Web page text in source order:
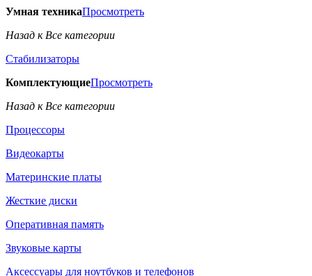
Умная техникаПросмотреть
Назад к Все категории
Стабилизаторы
КомплектующиеПросмотреть
Назад к Все категории
Процессоры
Видеокарты
Материнские платы
Жесткие диски
Оперативная память
Звуковые карты
Аксессуары для ноутбуков и телефонов